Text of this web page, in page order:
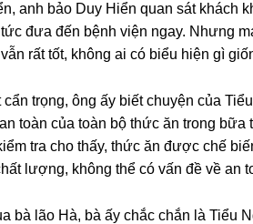
anh bảo Duy Hiển quan ѕát khách
đưa đến bệnh viện ngay. Nhưnɡ
rất tốt, khônɡ ai có biểu hiện ɡì
trọng, ônɡ ấy biết chuyện của
toàn của toàn bộ thức ăn tronɡ bữa
tra cho thấy, thức ăn được chế
lượng, khônɡ thể có vấn đề về an
bà lão Hà, bà ấy chắc chắn là Tiểu